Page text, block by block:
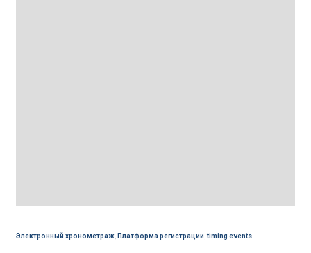
Электронный хронометраж, Платформа регистрации timing events